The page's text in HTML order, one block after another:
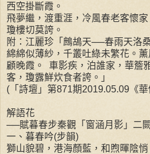
西空掛斷霞。
飛夢繼，渡重涯，冷風春老客懷
瓊樓切莫誇。
附：江麗珍「鷓鴣天──春雨天洛
綿綿似薄紗，千叢吐綠未繁花。
顧晚霞。 車影疾，泊誰家，華簷
客，瓊露鮮炊食者誇。」
(「詩壇」第871期2019.05.09《
解語花
──賦暮春步秦觀「窗涵月影」二闕
一、暮春吟(步韻)
獅山貌碧，港海顏藍，和煦暉陰